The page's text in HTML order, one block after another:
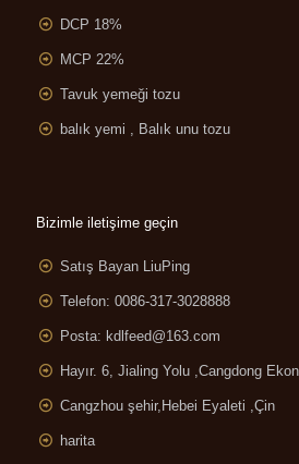
DCP 18%
MCP 22%
Tavuk yemeği tozu
balık yemi , Balık unu tozu
Bizimle iletişime geçin
Satış Bayan LiuPing
Telefon: 0086-317-3028888
Posta: kdlfeed@163.com
Hayır. 6, Jialing Yolu ,Cangdong
Cangzhou şehir,Hebei Eyaleti ,Çin
harita